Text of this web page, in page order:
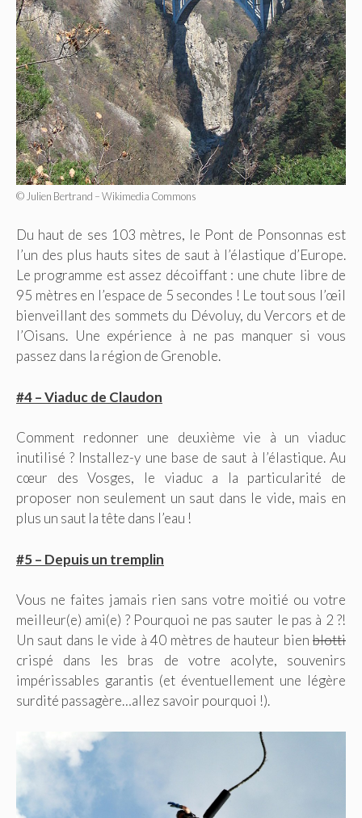
© Julien Bertrand – Wikimedia Commons
Du haut de ses 103 mètres, le Pont de Ponsonnas est
l’un des plus hauts sites de saut à l’élastique d’Europe.
Le programme est assez décoiffant : une chute libre de
95 mètres en l’espace de 5 secondes ! Le tout sous l’œil
bienveillant des sommets du Dévoluy, du Vercors et de
l’Oisans. Une expérience à ne pas manquer si vous
passez dans la région de Grenoble.
#4 – Viaduc de Claudon
Comment redonner une deuxième vie à un viaduc
inutilisé ? Installez-y une base de saut à l’élastique. Au
cœur des Vosges, le viaduc a la particularité de
proposer non seulement un saut dans le vide, mais en
plus un saut la tête dans l’eau !
#5 – Depuis un tremplin
Vous ne faites jamais rien sans votre moitié ou votre
meilleur(e) ami(e) ? Pourquoi ne pas sauter le pas à 2 ?!
Un saut dans le vide à 40 mètres de hauteur bien blotti
crispé dans les bras de votre acolyte, souvenirs
impérissables garantis (et éventuellement une légère
surdité passagère…allez savoir pourquoi !).